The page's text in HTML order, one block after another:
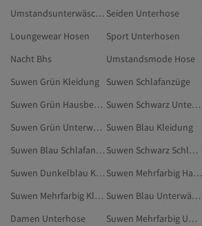
Umstandsunterwäsche Nahtlos Seiden Unterhose
Loungewear Hosen
Sport Unterhosen
Nacht Bhs
Umstandsmode Hose
Suwen Grün Kleidung
Suwen Schlafanzüge
Suwen Grün Hausbekleidung
Suwen Schwarz Unterwäsche & Nachtwäsche
Suwen Grün Unterwäsche & Nachtwäsche Suwen Blau Kleidung
Suwen Blau Schlafanzüge
Suwen Schwarz Schlafanzüge
Suwen Dunkelblau Kleidung
Suwen Mehrfarbig Hausbekleidung
Suwen Mehrfarbig Kleidung
Suwen Blau Unterwäsche & Nachtwäsche
Damen Unterhose
Suwen Mehrfarbig Unterwäsche & Nachtwäsche